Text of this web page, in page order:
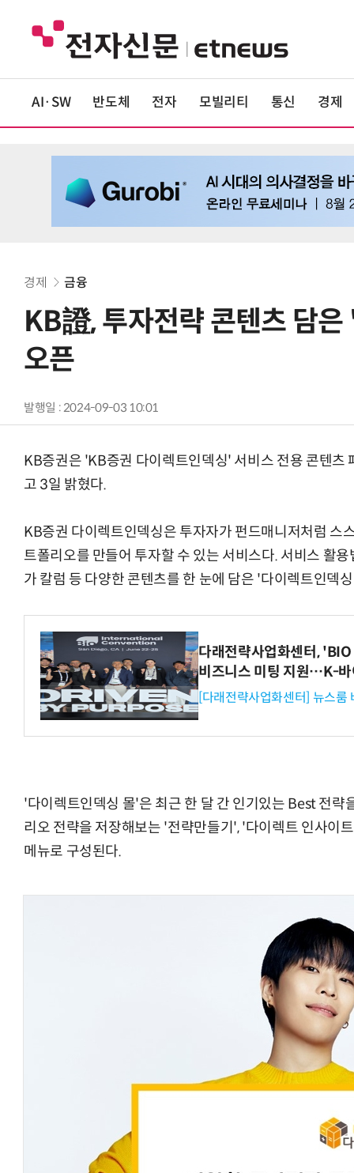
AI·SW 반도체 전자 모빌리티 통신 경제
경제 금융
KB證, 투자전략 콘텐츠 담
오픈
발행일 : 2024-09-03 10:01
KB증권은 'KB증권 다이렉트인덱싱' 서비스 전용 콘텐츠
고 3일 밝혔다.
KB증권 다이렉트인덱싱은 투자자가 펀드매니저처럼 스
트폴리오를 만들어 투자할 수 있는 서비스다. 서비스 활
가 칼럼 등 다양한 콘텐츠를 한 눈에 담은 '다이렉트인덱
다래전략사업화센터,
비즈니스 미팅 지원…K-바
[다래전략사업화센터] 뉴스룸
'다이렉트인덱싱 몰'은 최근 한 달 간 인기있는 Best 전략
리오 전략을 저장해보는 '전략만들기', '다이렉트 인사이
메뉴로 구성된다.
AI Native Enterprise를 지원하는 AI Ready Data